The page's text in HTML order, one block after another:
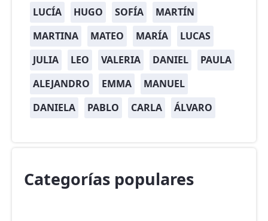
LUCÍA HUGO SOFÍA
MARTÍN
MARTINA
MATEO MARÍA
LUCAS
JULIA
LEO VALERIA DANIEL
PAULA
ALEJANDRO
EMMA
MANUEL
DANIELA
PABLO CARLA ÁLVARO
Categorías populares